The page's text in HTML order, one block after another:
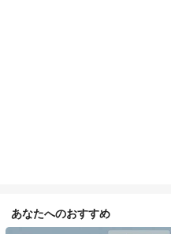
あなたへのおすすめ